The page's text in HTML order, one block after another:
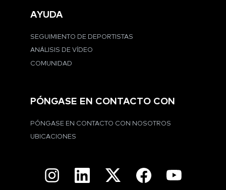
AYUDA
SEGUIMIENTO DE DEPORTISTAS
ANÁLISIS DE VÍDEO
COMUNIDAD
PÓNGASE EN CONTACTO CON
PÓNGASE EN CONTACTO CON NOSOTROS
UBICACIONES